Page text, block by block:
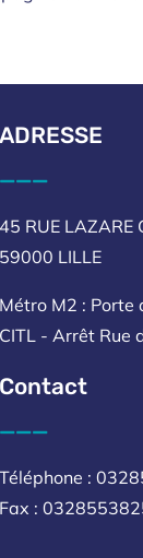
ADRESSE
___
45 RUE LAZARE
59000 LILLE
Métro M2 : Porte
CITL - Arrêt Rue
Contact
___
Téléphone :
Fax :